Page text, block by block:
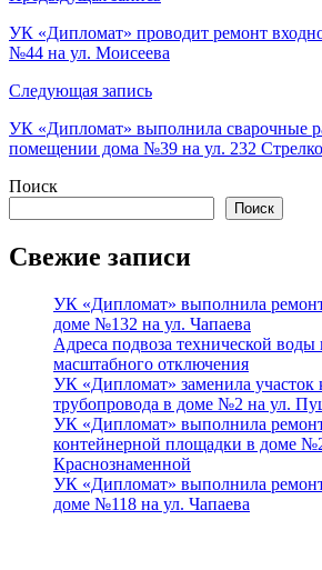
по
записям
УК «Дипломат» проводит ремонт
№44 на ул. Моисеева
Следующая запись
УК «Дипломат» выполнила сварочные
помещении дома №39 на ул. 232
Поиск
Поиск
Свежие записи
УК «Дипломат» выполнила
доме №132 на ул. Чапаева
Адреса подвоза технической воды
масштабного отключения
УК «Дипломат» заменила участок
трубопровода в доме №2 на ул.
УК «Дипломат» выполнила
контейнерной площадки в доме
Краснознаменной
УК «Дипломат» выполнила
доме №118 на ул. Чапаева